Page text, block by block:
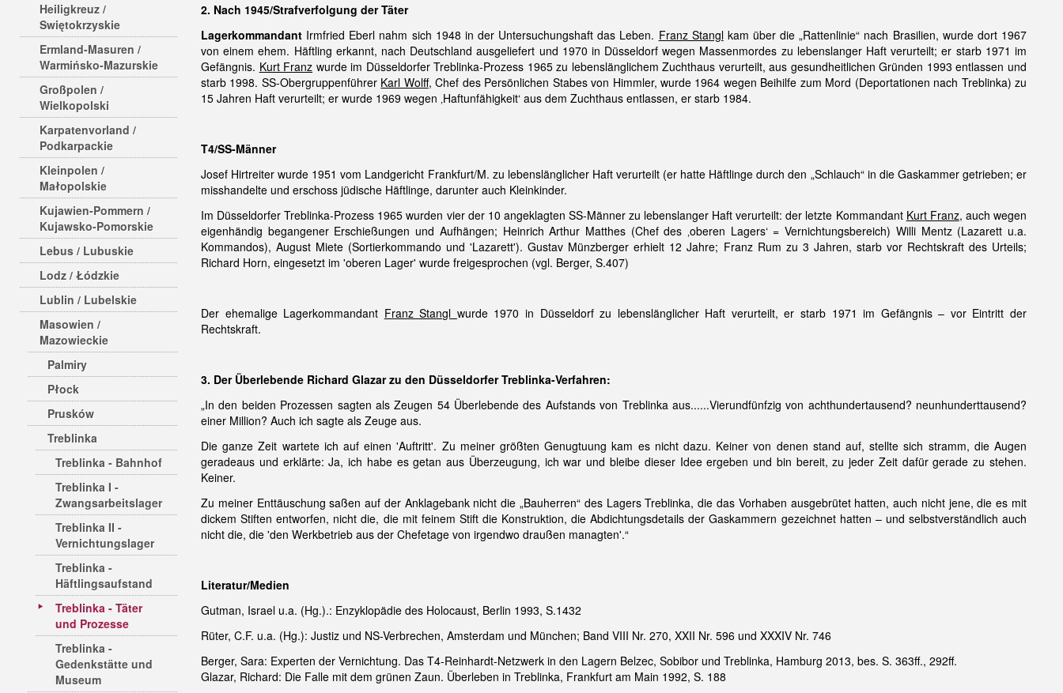
Heiligkreuz /
Swiętokrzyskie
Ermland-Masuren /
Warmińsko-Mazurskie
Großpolen /
Wielkopolski
Karpatenvorland /
Podkarpackie
Kleinpolen /
Małopolskie
Kujawien-Pommern /
Kujawsko-Pomorskie
Lebus / Lubuskie
Lodz / Łódzkie
Lublin / Lubelskie
Masowien /
Mazowieckie
Palmiry
Płock
Prusków
Treblinka
Treblinka - Bahnhof
Treblinka I -
Zwangsarbeitslager
Treblinka II -
Vernichtungslager
Treblinka -
Häftlingsaufstand
Treblinka - Täter
und Prozesse
Treblinka -
Gedenkstätte und
Museum
2. Nach 1945/Strafverfolgung der Täter
Lagerkommandant Irmfried Eberl nahm sich 1948 in der Untersuchungshaft das Leben. Franz Stanglkam über die „Rattenlinie“ nach Brasilien, wurde dort 1967
von einem ehem. Häftling erkannt, nach Deutschland ausgeliefert und 1970 in Düsseldorf wegen Massenmordes zu lebenslanger Haft verurteilt; er starb 1971 im
Gefängnis. Kurt Franz wurde im Düsseldorfer Treblinka-Prozess 1965 zu lebenslänglichem Zuchthaus verurteilt, aus gesundheitlichen Gründen 1993 entlassen und
starb 1998. SS-Obergruppenführer Karl Wolff, Chef des Persönlichen Stabes von Himmler, wurde 1964 wegen Beihilfe zum Mord (Deportationen nach Treblinka) zu
15 Jahren Haft verurteilt; er wurde 1969 wegen ‚Haftunfähigkeit‘ aus dem Zuchthaus entlassen, er starb 1984.
T4/SS-Männer
Josef Hirtreiter wurde 1951 vom Landgericht Frankfurt/M. zu lebenslänglicher Haft verurteilt (er hatte Häftlinge durch den „Schlauch“ in die Gaskammer getrieben; er
misshandelte und erschoss jüdische Häftlinge, darunter auch Kleinkinder.
Im Düsseldorfer Treblinka-Prozess 1965 wurden vier der 10 angeklagten SS-Männer zu lebenslanger Haft verurteilt: der letzte Kommandant Kurt Franz, auch wegen
eigenhändig begangener Erschießungen und Aufhängen; Heinrich Arthur Matthes (Chef des ‚oberen Lagers‘ = Vernichtungsbereich) Willi Mentz (Lazarett u.a.
Kommandos), August Miete (Sortierkommando und 'Lazarett'). Gustav Münzberger erhielt 12 Jahre; Franz Rum zu 3 Jahren, starb vor Rechtskraft des Urteils;
Richard Horn, eingesetzt im 'oberen Lager' wurde freigesprochen (vgl. Berger, S.407)
Der ehemalige Lagerkommandant Franz Stangl wurde 1970 in Düsseldorf zu lebenslänglicher Haft verurteilt, er starb 1971 im Gefängnis – vor Eintritt der
Rechtskraft.
3. Der Überlebende Richard Glazar zu den Düsseldorfer Treblinka-Verfahren:
„In den beiden Prozessen sagten als Zeugen 54 Überlebende des Aufstands von Treblinka aus......Vierundfünfzig von achthundertausend? neunhunderttausend?
einer Million? Auch ich sagte als Zeuge aus.
Die ganze Zeit wartete ich auf einen 'Auftritt'. Zu meiner größten Genugtuung kam es nicht dazu. Keiner von denen stand auf, stellte sich stramm, die Augen
geradeaus und erklärte: Ja, ich habe es getan aus Überzeugung, ich war und bleibe dieser Idee ergeben und bin bereit, zu jeder Zeit dafür gerade zu stehen.
Keiner.
Zu meiner Enttäuschung saßen auf der Anklagebank nicht die „Bauherren“ des Lagers Treblinka, die das Vorhaben ausgebrütet hatten, auch nicht jene, die es mit
dickem Stiften entworfen, nicht die, die mit feinem Stift die Konstruktion, die Abdichtungsdetails der Gaskammern gezeichnet hatten – und selbstverständlich auch
nicht die, die 'den Werkbetrieb aus der Chefetage von irgendwo draußen managten'.“
Literatur/Medien
Gutman, Israel u.a. (Hg.).: Enzyklopädie des Holocaust, Berlin 1993, S.1432
Rüter, C.F. u.a. (Hg.): Justiz und NS-Verbrechen, Amsterdam und München; Band VIII Nr. 270, XXII Nr. 596 und XXXIV Nr. 746
Berger, Sara: Experten der Vernichtung. Das T4-Reinhardt-Netzwerk in den Lagern Belzec, Sobibor und Treblinka, Hamburg 2013, bes. S. 363ff., 292ff.
Glazar, Richard: Die Falle mit dem grünen Zaun. Überleben in Treblinka, Frankfurt am Main 1992, S. 188